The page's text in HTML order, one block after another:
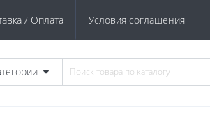
/ Оплата Условия соглашения